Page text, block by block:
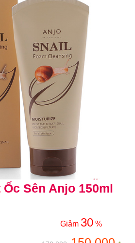
Sên Anjo 150ml
Giảm 30 %